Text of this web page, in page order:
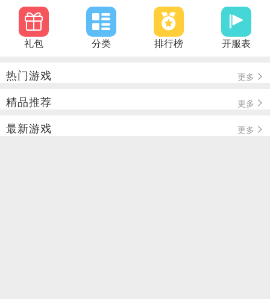
礼包 分类 排行榜 开服表
热门游戏 更多
精品推荐 更多
最新游戏 更多